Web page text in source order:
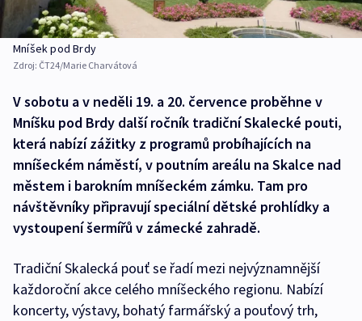
Mníšek pod Brdy
Zdroj: ČT24/Marie Charvátová
V sobotu a v neděli 19. a 20. července proběhne v
Mníšku pod Brdy další ročník tradiční Skalecké pouti,
která nabízí zážitky z programů probíhajících na
mníšeckém náměstí, v poutním areálu na Skalce nad
městem i barokním mníšeckém zámku. Tam pro
návštěvníky připravují speciální dětské prohlídky a
vystoupení šermířů v zámecké zahradě.
Tradiční Skalecká pouť se řadí mezi nejvýznamnější
každoroční akce celého mníšeckého regionu. Nabízí
koncerty, výstavy, bohatý farmářský a pouťový trh,